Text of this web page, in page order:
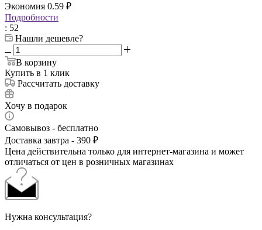
Экономия 0.59 ₽
Подробности
: 52
Нашли дешевле?
В корзину
Купить в 1 клик
Рассчитать доставку
Хочу в подарок
Самовывоз - бесплатно
Доставка завтра - 390 ₽
Цена действительна только для интернет-магазина и может
отличаться от цен в розничных магазинах
Нужна консультация?